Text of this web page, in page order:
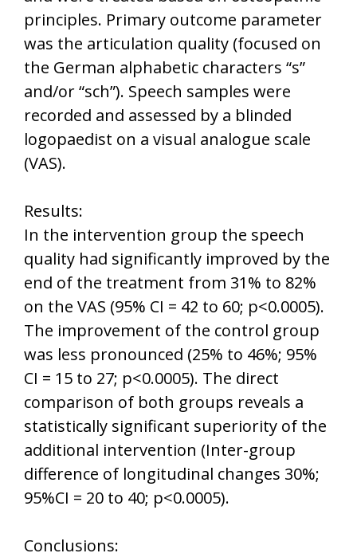
principles. Primary outcome parameter
was the articulation quality (focused on
the German alphabetic characters “s”
and/or “sch”). Speech samples were
recorded and assessed by a blinded
logopaedist on a visual analogue scale
(VAS).
Results:
In the intervention group the speech
quality had significantly improved by the
end of the treatment from 31% to 82%
on the VAS (95% CI = 42 to 60; p<0.0005).
The improvement of the control group
was less pronounced (25% to 46%; 95%
CI = 15 to 27; p<0.0005). The direct
comparison of both groups reveals a
statistically significant superiority of the
additional intervention (Inter-group
difference of longitudinal changes 30%;
95%CI = 20 to 40; p<0.0005).
Conclusions: